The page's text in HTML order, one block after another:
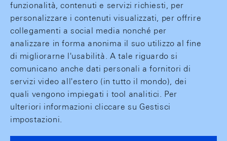
funzionalità, contenuti e servizi richiesti, per
personalizzare i contenuti visualizzati, per offrire
collegamenti a social media nonché per
analizzare in forma anonima il suo utilizzo al fine
di migliorarne l'usabilità. A tale riguardo si
comunicano anche dati personali a fornitori di
servizi video all'estero (in tutto il mondo), dei
quali vengono impiegati i tool analitici. Per
ulteriori informazioni cliccare su Gestisci
impostazioni.